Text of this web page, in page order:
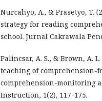
Nurcahyo, A., & Prasetyo, T.
strategy for reading
school. Jurnal Cakrawala
Palincsar, A. S., & Brown, A.
teaching of comprehension-
comprehension-monitoring
Instruction, 1(2), 117-175.